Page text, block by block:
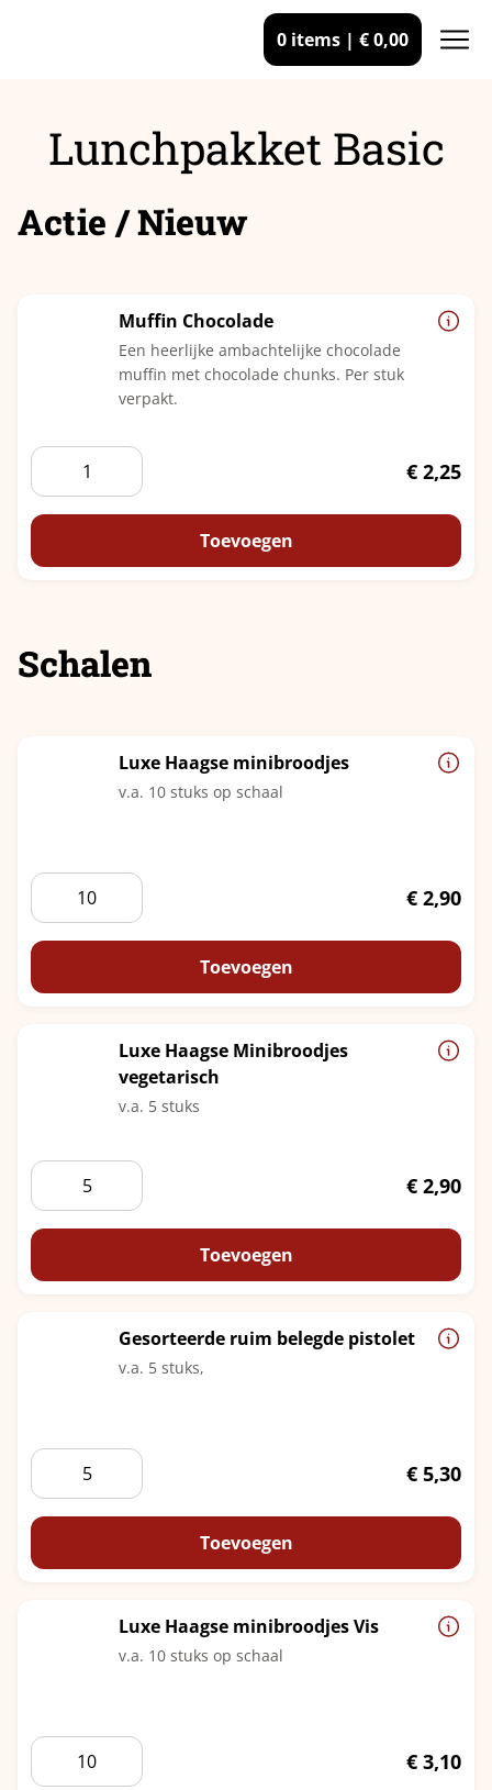
0 items | €0,00
Lunchpakket Basic
Actie / Nieuw
Muffin Chocolade
Een heerlijke ambachtelijke chocolade
muffin met chocolade chunks. Per stuk
verpakt.
Muffin
Chocolade
aantal
€ 2,25
Toevoegen
Schalen
Luxe Haagse minibroodjes
v.a. 10 stuks op schaal
Luxe
Haagse
minibroodjes
€ 2,90
Toevoegen
Luxe Haagse Minibroodjes
vegetarisch
v.a. 5 stuks
Luxe
Haagse
Minibroodjes
aantal
€ 2,90
Toevoegen
Gesorteerde ruim belegde pistolet
v.a. 5 stuks,
Gesorteerde
ruim
belegde
aantal
€ 5,30
Toevoegen
Luxe Haagse minibroodjes Vis
v.a. 10 stuks op schaal
Luxe
Haagse
€ 3,10